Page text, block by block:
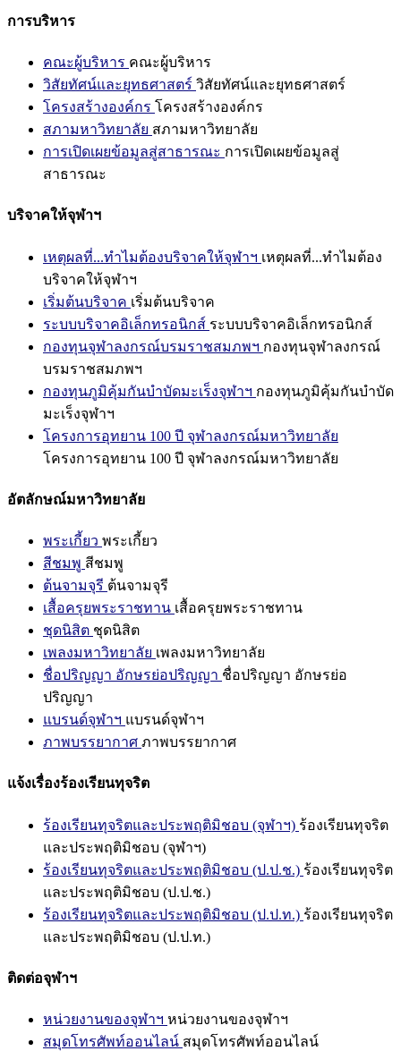
การบริหาร
คณะผู้บริหาร คณะผู้บริหาร
วิสัยทัศน์และยุทธศาสตร์ วิสัยทัศน์และยุทธศาสตร์
โครงสร้างองค์กร โครงสร้างองค์กร
สภามหาวิทยาลัย สภามหาวิทยาลัย
การเปิดเผยข้อมูลสู่สาธารณะ การเปิดเผยข้อมูลสู่
สาธารณะ
บริจาคให้จุฬาฯ
เหตุผลที่...ทำไมต้องบริจาคให้จุฬาฯ เหตุผลที่...ทำไมต้อง
บริจาคให้จุฬาฯ
เริ่มต้นบริจาค เริ่มต้นบริจาค
ระบบบริจาคอิเล็กทรอนิกส์ ระบบบริจาคอิเล็กทรอนิกส์
กองทุนจุฬาลงกรณ์บรมราชสมภพฯ กองทุนจุฬาลงกรณ์
บรมราชสมภพฯ
กองทุนภูมิคุ้มกันบำบัดมะเร็งจุฬาฯ กองทุนภูมิคุ้มกันบำบัด
มะเร็งจุฬาฯ
โครงการอุทยาน 100 ปี จุฬาลงกรณ์มหาวิทยาลัย
โครงการอุทยาน 100 ปี จุฬาลงกรณ์มหาวิทยาลัย
อัตลักษณ์มหาวิทยาลัย
พระเกี้ยว พระเกี้ยว
สีชมพู สีชมพู
ต้นจามจุรี ต้นจามจุรี
เสื้อครุยพระราชทาน เสื้อครุยพระราชทาน
ชุดนิสิต ชุดนิสิต
เพลงมหาวิทยาลัย เพลงมหาวิทยาลัย
ชื่อปริญญา อักษรย่อปริญญา ชื่อปริญญา อักษรย่อ
ปริญญา
แบรนด์จุฬาฯ แบรนด์จุฬาฯ
ภาพบรรยากาศ ภาพบรรยากาศ
แจ้งเรื่องร้องเรียนทุจริต
ร้องเรียนทุจริตและประพฤติมิชอบ (จุฬาฯ) ร้องเรียนทุจริต
และประพฤติมิชอบ (จุฬาฯ)
ร้องเรียนทุจริตและประพฤติมิชอบ (ป.ป.ช.) ร้องเรียนทุจริต
และประพฤติมิชอบ (ป.ป.ช.)
ร้องเรียนทุจริตและประพฤติมิชอบ (ป.ป.ท.) ร้องเรียนทุจริต
และประพฤติมิชอบ (ป.ป.ท.)
ติดต่อจุฬาฯ
หน่วยงานของจุฬาฯ หน่วยงานของจุฬาฯ
สมุดโทรศัพท์ออนไลน์ สมุดโทรศัพท์ออนไลน์